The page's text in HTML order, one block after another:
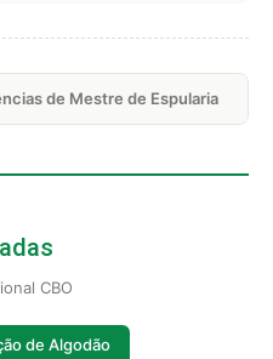
de Mestre de Espularia
CBO
de Algodão